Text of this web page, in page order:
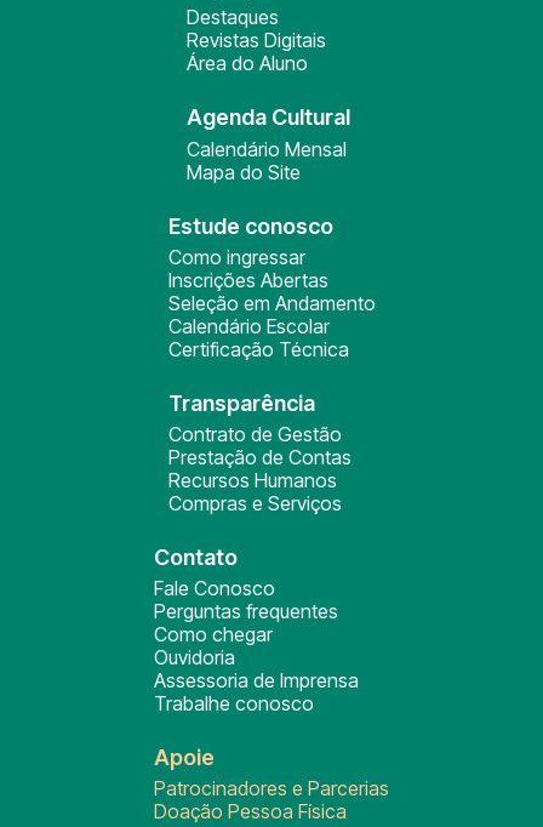
Destaques
Revistas Digitais
Área do Aluno
Agenda Cultural
Calendário Mensal
Mapa do Site
Estude conosco
Como ingressar
Inscrições Abertas
Seleção em Andamento
Calendário Escolar
Certificação Técnica
Transparência
Contrato de Gestão
Prestação de Contas
Recursos Humanos
Compras e Serviços
Contato
Fale Conosco
Perguntas frequentes
Como chegar
Ouvidoria
Assessoria de Imprensa
Trabalhe conosco
Apoie
Patrocinadores e Parcerias
Doação Pessoa Física